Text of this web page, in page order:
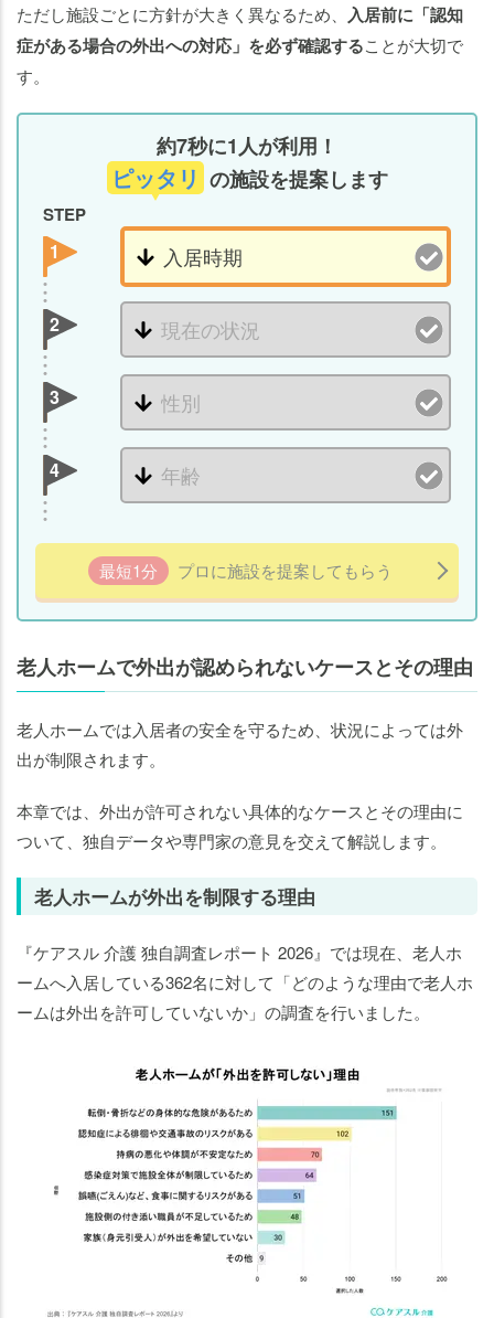
ただし施設ごとに方針が大きく異なるため、 入居前に「認知
症がある場合の外出への対応」を必ず確認することが大切で
す。
約7秒に1人が利用！
ピッタリ の施設を提案します
STEP
1
2
3
4
最短1分 プロに施設を提案してもらう
老人ホームで外出が認められないケースとその理由
老人ホームでは入居者の安全を守るため、状況によっては外
出が制限されます。
本章では、外出が許可されない具体的なケースとその理由に
ついて、独自データや専門家の意見を交えて解説します。
老人ホームが外出を制限する理由
『ケアスル 介護 独自調査レポート 2026』では現在、老人ホ
ームへ入居している362名に対して「どのような理由で老人ホ
ームは外出を許可していないか」の調査を行いました。